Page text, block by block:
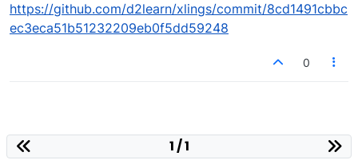
https://github.com/d2learn/xlings/commit/8cd1491cbbc
ec3eca51b51232209eb0f5dd59248
0
1 / 1